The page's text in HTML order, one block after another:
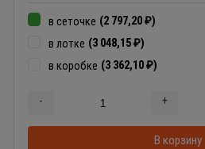
в сеточке (2 797,20 ₽)
в лотке (3 048,15 ₽)
в коробке (3 362,10 ₽)
- +
В корзину